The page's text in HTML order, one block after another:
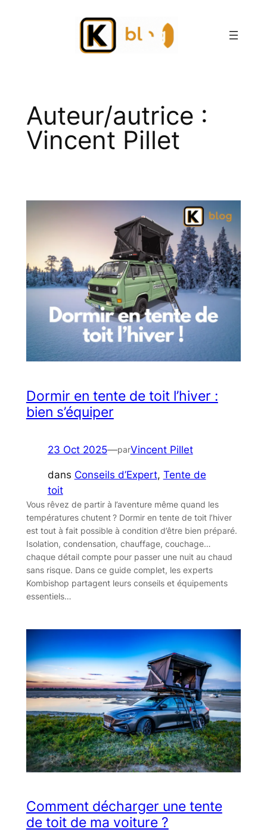
Auteur/autrice :
Vincent Pillet
Dormir en tente de toit l’hiver :
bien s’équiper
23 Oct 2025—parVincent Pillet
dans Conseils d’Expert, Tente de
toit
Vous rêvez de partir à l’aventure même quand les
températures chutent ? Dormir en tente de toit l’hiver
est tout à fait possible à condition d’être bien préparé.
Isolation, condensation, chauffage, couchage…
chaque détail compte pour passer une nuit au chaud
sans risque. Dans ce guide complet, les experts
Kombishop partagent leurs conseils et équipements
essentiels…
Comment décharger une tente
de toit de ma voiture ?